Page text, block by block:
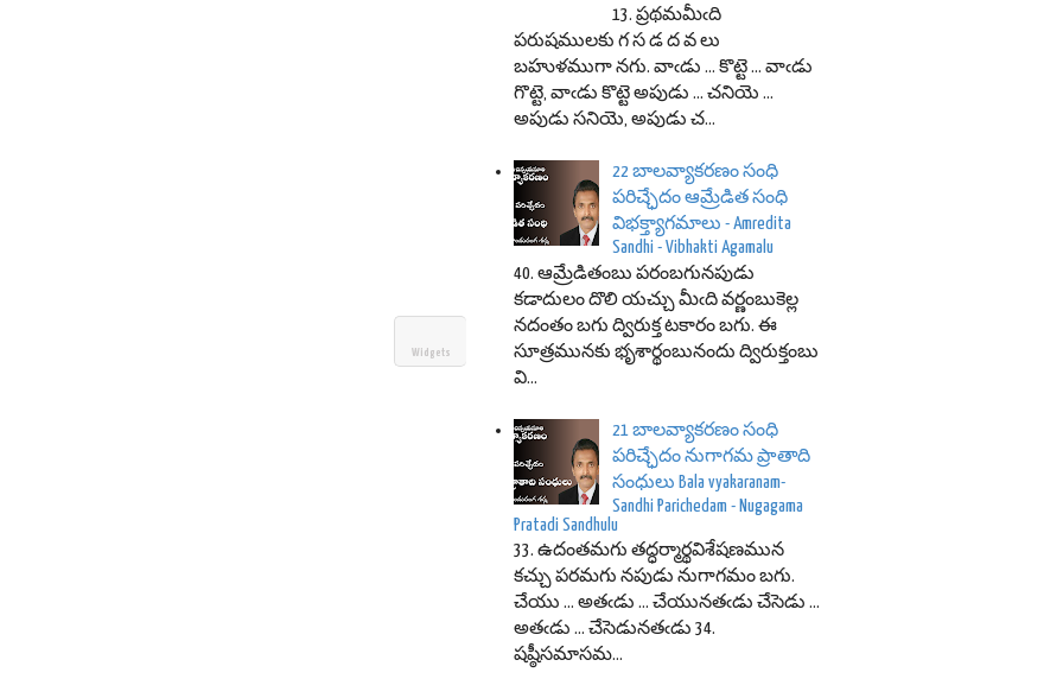
Widgets
13. ప్రథమమీఁది
పరుషములకు గ స డ ద వ లు
బహుళముగా నగు. వాఁడు ... కొట్టె ... వాఁడు
గొట్టె, వాఁడు కొట్టె అపుడు ... చనియె ...
అపుడు సనియె, అపుడు చ...
22 బాలవ్యాకరణం సంధి
పరిచ్ఛేదం ఆమ్రేడిత సంధి
విభక్త్యాగమాలు - Amredita
Sandhi - Vibhakti Agamalu
40. ఆమ్రేడితంబు పరంబగునపుడు
కడాదులం దొలి యచ్చు మీఁది వర్ణంబుకెల్ల
నదంతం బగు ద్విరుక్త టకారం బగు. ఈ
సూత్రమునకు భృశార్థంబునందు ద్విరుక్తంబు
వి...
21 బాలవ్యాకరణం సంధి
పరిచ్ఛేదం నుగాగమ ప్రాతాది
సంధులు Bala vyakaranam-
Sandhi Parichedam - Nugagama
Pratadi Sandhulu
33. ఉదంతమగు తద్ధర్మార్థవిశేషణమున
కచ్చు పరమగు నపుడు నుగాగమం బగు.
చేయు ... అతఁడు ... చేయునతఁడు చేసెడు ...
అతఁడు ... చేసెడునతఁడు 34.
షష్ఠీసమాసమ...